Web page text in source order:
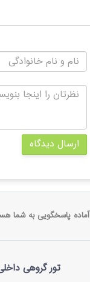
ارسال دیدگاه
پاسخگویی به شما
تور گروهی